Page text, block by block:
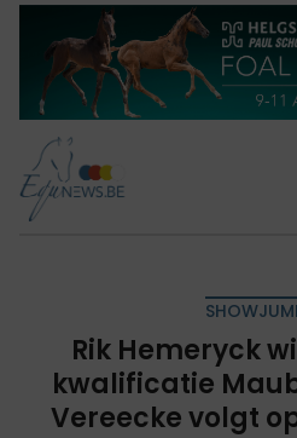
Rik Hemeryck
kwalificatie
Vereecke volgt